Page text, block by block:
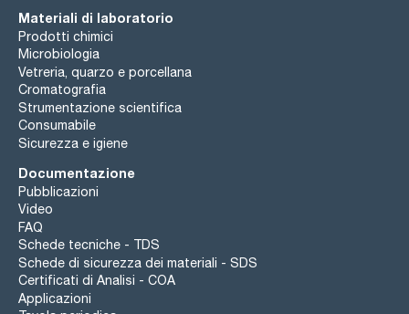
Materiali di laboratorio
Prodotti chimici
Microbiologia
Vetreria, quarzo e porcellana
Cromatografia
Strumentazione scientifica
Consumabile
Sicurezza e igiene
Documentazione
Pubblicazioni
Video
FAQ
Schede tecniche - TDS
Schede di sicurezza dei materiali - SDS
Certificati di Analisi - COA
Applicazioni